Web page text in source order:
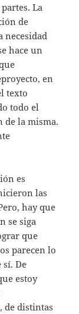
La
de
necesidad
hace un
en
texto
todo el
de la misma.
es
las
hay que
se siga
que
parecen lo
De
estoy
de distintas